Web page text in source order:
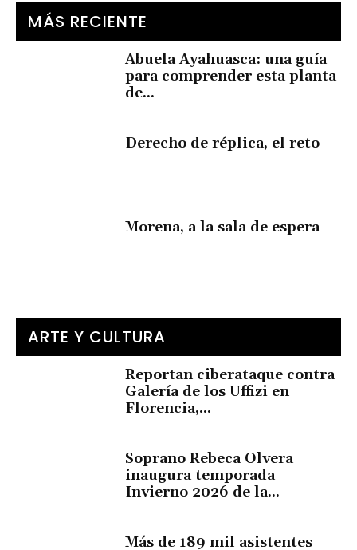
MÁS RECIENTE
Abuela Ayahuasca: una guía
para comprender esta planta
de...
Derecho de réplica, el reto
Morena, a la sala de espera
ARTE Y CULTURA
Reportan ciberataque contra
Galería de los Uffizi en
Florencia,...
Soprano Rebeca Olvera
inaugura temporada
Invierno 2026 de la...
Más de 189 mil asistentes